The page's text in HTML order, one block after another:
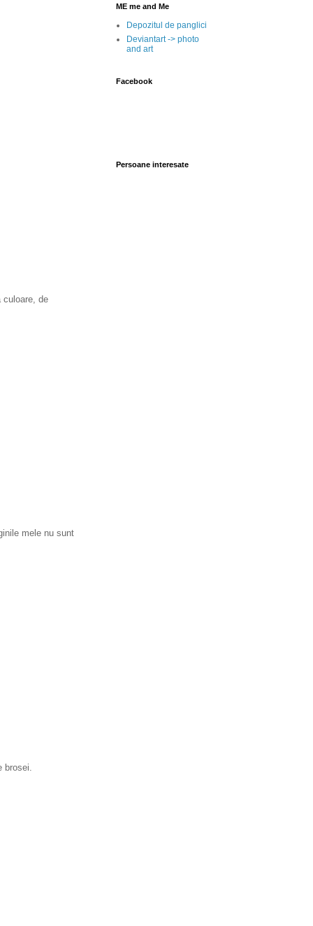
culoare, de
mele nu sunt
brosei.
ME me and Me
Depozitul de panglici
Deviantart -> photo
and art
Facebook
Persoane interesate